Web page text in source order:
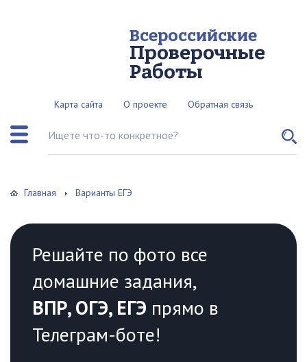
Всероссийские
Проверочные
Работы
Карта сайта О проекте Обратная связь
Поиск по сайту
Главная Варианты ЕГЭ
Решайте по фото все
домашние задания,
ВПР, ОГЭ, ЕГЭ прямо в
Телеграм-боте!